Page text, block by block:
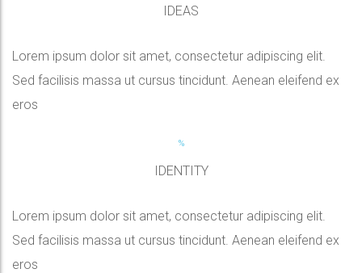
IDEAS
Lorem ipsum dolor sit amet, consectetur adipiscing elit.
Sed facilisis massa ut cursus tincidunt. Aenean eleifend ex
eros
IDENTITY
Lorem ipsum dolor sit amet, consectetur adipiscing elit.
Sed facilisis massa ut cursus tincidunt. Aenean eleifend ex
eros